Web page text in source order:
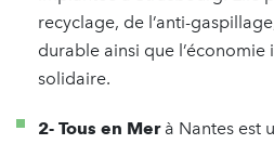
recyclage, de l’anti-
durable ainsi que
solidaire.
2- Tous en Merà Nantes est